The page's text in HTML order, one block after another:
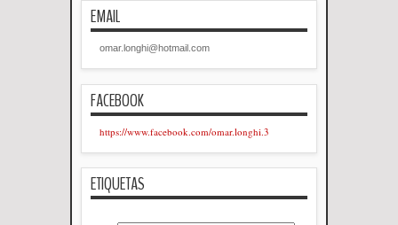
EMAIL
omar.longhi@hotmail.com
FACEBOOK
https://www.facebook.com/omar.longhi.3
ETIQUETAS